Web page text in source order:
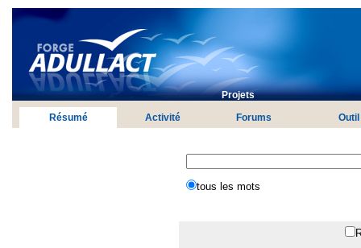
Projets
Résumé Activité Forums
tous les mots